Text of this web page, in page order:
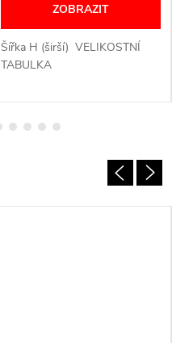
ZOBRAZIT
Šířka H (širší) VELIKOSTNÍ
TABULKA